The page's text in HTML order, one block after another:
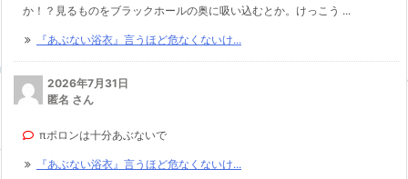
か！？見るものをブラックホールの奥に吸い込むとか。けっこう ...
『あぶない浴衣』言うほど危なくないけ...
2026年7月31日
匿名 さん
πポロンは十分あぶないで
『あぶない浴衣』言うほど危なくないけ...